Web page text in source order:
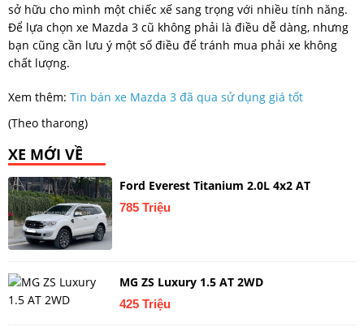
sở hữu cho mình một chiếc xế sang trọng với nhiều tính năng.
Để lựa chọn xe Mazda 3 cũ không phải là điều dễ dàng, nhưng
bạn cũng cần lưu ý một số điều để tránh mua phải xe không
chất lượng.
Xem thêm: Tin bán xe Mazda 3 đã qua sử dụng giá tốt
(Theo tharong)
XE MỚI VỀ
Ford Everest Titanium 2.0L 4x2 AT
785 Triệu
MG ZS Luxury 1.5 AT 2WD
425 Triệu